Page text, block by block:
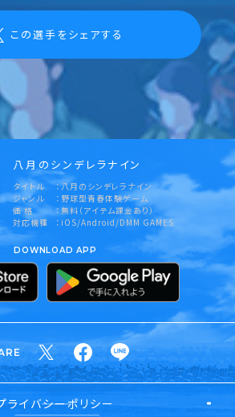
この選手をシェアする
八月のシンデレラナイン
タイトル
八月のシンデレラナイン
ジャンル
野球型青春体験ゲーム
価 格
無料（アイテム課金あり）
対応機種
iOS/Android/DMM GAMES
DOWNLOAD APP
ライバシーポリシー